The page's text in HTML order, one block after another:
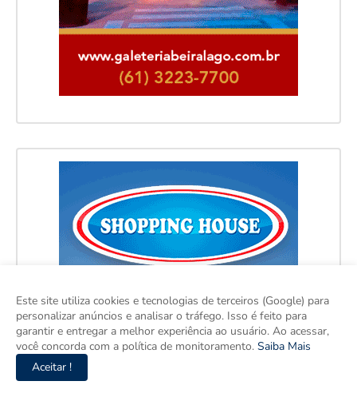
Este site utiliza cookies e tecnologias de terceiros (Google) para
personalizar anúncios e analisar o tráfego. Isso é feito para
garantir e entregar a melhor experiência ao usuário. Ao acessar,
você concorda com a política de monitoramento. Saiba Mais
Aceitar !